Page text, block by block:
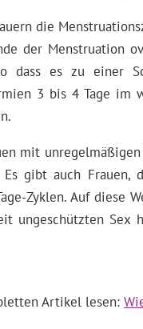
die
der Menstruation
dass es zu einer
3 bis 4 Tage im
mit
Es gibt auch
Zyklen. Auf diese
ungeschützten Sex
Artikel lesen: